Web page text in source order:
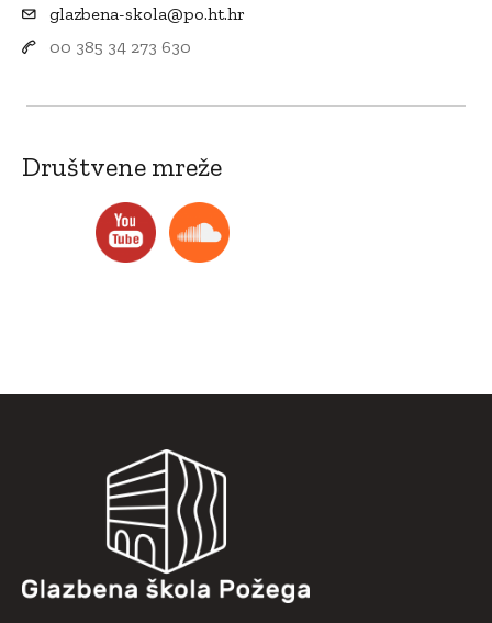
glazbena-skola@po.ht.hr
00 385 34 273 630
Društvene mreže